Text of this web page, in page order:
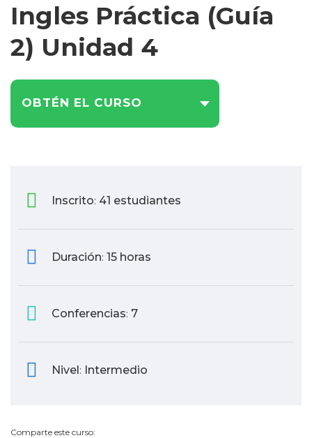
Ingles Práctica (Guía
2) Unidad 4
OBTÉN EL CURSO
Inscrito: 41 estudiantes
Duración: 15 horas
Conferencias: 7
Nivel: Intermedio
Comparte este curso: